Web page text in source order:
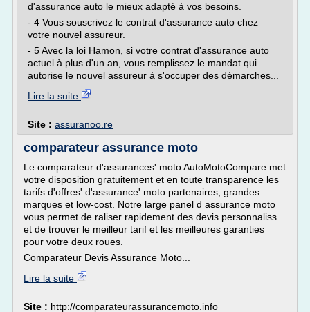
d'assurance auto le mieux adapté à vos besoins.
- 4 Vous souscrivez le contrat d'assurance auto chez
votre nouvel assureur.
- 5 Avec la loi Hamon, si votre contrat d'assurance auto
actuel à plus d'un an, vous remplissez le mandat qui
autorise le nouvel assureur à s'occuper des démarches...
Lire la suite
Site : assuranoo.re
comparateur assurance moto
Le comparateur d'assurances' moto AutoMotoCompare met
votre disposition gratuitement et en toute transparence les
tarifs d'offres' d'assurance' moto partenaires, grandes
marques et low-cost. Notre large panel d assurance moto
vous permet de raliser rapidement des devis personnaliss
et de trouver le meilleur tarif et les meilleures garanties
pour votre deux roues.
Comparateur Devis Assurance Moto...
Lire la suite
Site : http://comparateurassurancemoto.info